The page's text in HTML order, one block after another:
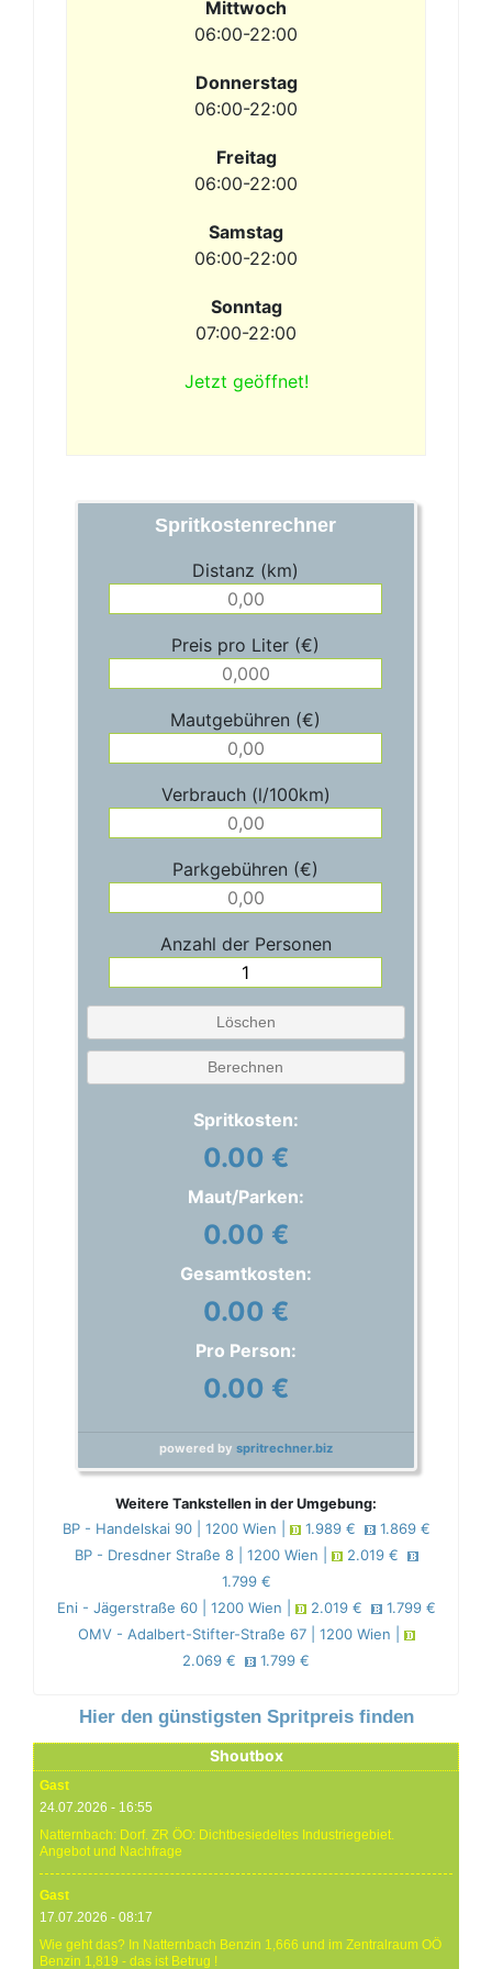
Mittwoch
06:00-22:00
Donnerstag
06:00-22:00
Freitag
06:00-22:00
Samstag
06:00-22:00
Sonntag
07:00-22:00
Jetzt geöffnet!
Spritkostenrechner
Distanz (km)
Preis pro Liter (€)
Mautgebühren (€)
Verbrauch (l/100km)
Parkgebühren (€)
Anzahl der Personen
Löschen
Berechnen
Spritkosten:
0.00 €
Maut/Parken:
0.00 €
Gesamtkosten:
0.00 €
Pro Person:
0.00 €
powered by spritrechner.biz
Weitere Tankstellen in der Umgebung:
BP - Handelskai 90 | 1200 Wien | 1.989 €
1.869 €
BP - Dresdner Straße 8 | 1200 Wien |
2.019 €
1.799 €
Eni - Jägerstraße 60 | 1200 Wien |
2.019 €
1.799 €
OMV - Adalbert-Stifter-Straße 67 | 1200 Wien |
2.069 €
1.799 €
Hier den günstigsten Spritpreis finden
Shoutbox
Gast
24.07.2026 - 16:55
Natternbach: Dorf. ZR ÖO: Dichtbesiedeltes Industriegebiet.
Angebot und Nachfrage
Gast
17.07.2026 - 08:17
Wie geht das? In Natternbach Benzin 1,666 und im Zentralraum OÖ
Benzin 1,819 - das ist Betrug !